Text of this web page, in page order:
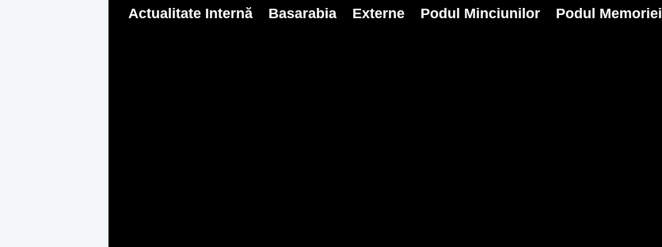
Actualitate Internă Basarabia Externe Podul Minciunilor Podul Memoriei